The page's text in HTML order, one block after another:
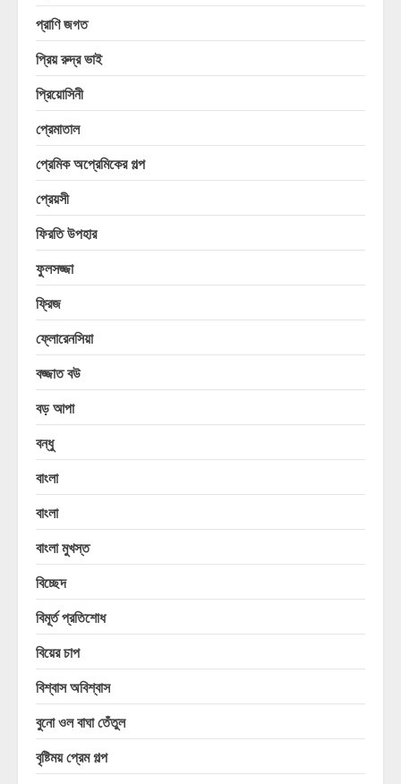
প্রাণি জগত
প্রিয় রুদ্র ভাই
প্রিয়োসিনী
প্রেমাতাল
প্রেমিক অপ্রেমিকের গল্প
প্রেয়সী
ফিরতি উপহার
ফুলসজ্জা
ফ্রিজ
ফ্লোরেনসিয়া
বজ্জাত বউ
বড় আপা
বন্ধু
বাংলা
বাংলা
বাংলা মুখস্ত
বিচ্ছেদ
বিমূর্ত প্রতিশোধ
বিয়ের চাপ
বিশ্বাস অবিশ্বাস
বুনো ওল বাঘা তেঁতুল
বৃষ্টিময় প্রেম গল্প